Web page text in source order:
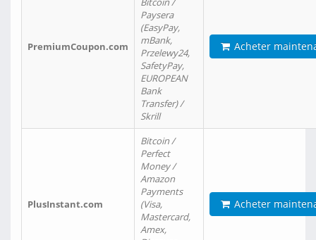
PremiumCoupon.com
Paysera
(EasyPay,
mBank,
Przelewy24,
SafetyPay,
EUROPEAN
Bank
Transfer) /
Skrill
Acheter
PlusInstant.com
Bitcoin /
Perfect
Money /
Amazon
Payments
(Visa,
Mastercard,
Amex,
Acheter